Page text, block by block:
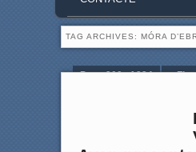
TAG ARCHIVES: MÓRA
Page 309 of 334 «